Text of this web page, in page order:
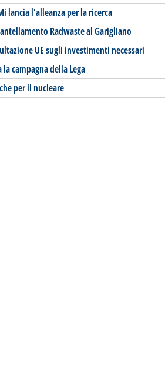
lancia l'alleanza per la ricerca
Radwaste al Garigliano
UE sugli investimenti necessari
campagna della Lega
per il nucleare